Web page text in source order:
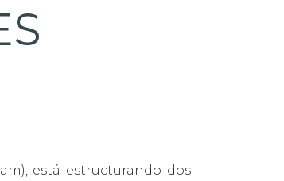
está estructurando dos